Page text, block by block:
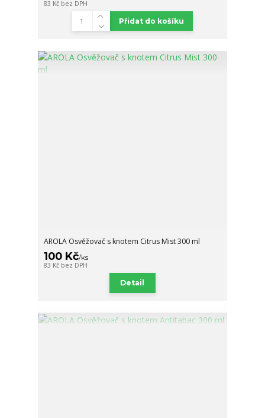
83 Kč bez DPH
Přidat do košíku
AROLA Osvěžovač s knotem Citrus Mist 300 ml
100 Kč/ks
83 Kč bez DPH
Detail